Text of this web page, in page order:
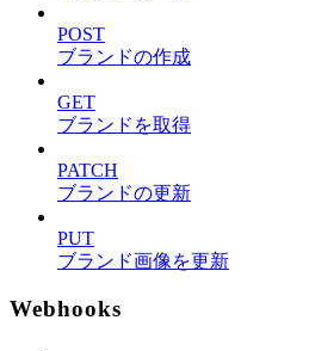
POST
ブランドの作成
GET
ブランドを取得
PATCH
ブランドの更新
PUT
ブランド画像を更新
Webhooks